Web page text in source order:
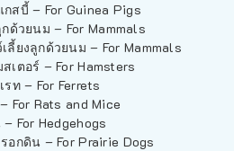
สบี้ – For Guinea Pigs
ด้วยนม – For Mammals
ลี้ยงลูกด้วยนม – For Mammals
เตอร์ – For Hamsters
รท – For Ferrets
For Rats and Mice
For Hedgehogs
อกดิน – For Prairie Dogs